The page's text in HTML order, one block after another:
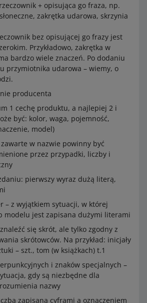
+ opisująca go fraza, np.
zakrętka udarowa, skrzynia
bez opisującej go frazy jest
Przykładowo, zakrętka w
bardzo wiele znaczeń. Po dodaniu
przymiotnika udarowa – wiemy, o
producenta
1 cechę produktu, a najlepiej 2 i
być: kolor, waga, pojemność,
model)
w nazwie powinny być
przez przypadki, liczby i
pierwszy wyraz dużą literą,
– z wyjątkiem sytuacji, w której
modelu jest zapisana dużymi literami
się skrót, ale tylko zgodny z
skrótowców. Na przykład: inicjały
– szt., tom (w książkach) t.1
i znaków specjalnych –
gdy są niezbędne dla
nazwy
zapisaną cyframi a oznaczeniem